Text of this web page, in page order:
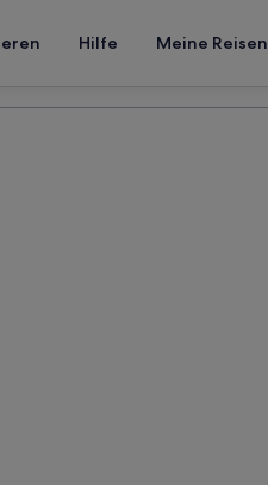
Hilfe Meine Reisen